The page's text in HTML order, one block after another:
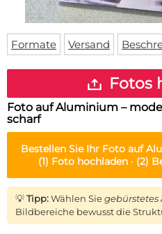
Fußmatte
Bodenmatte
Custom skateboard deck
Über uns
Lieferzeiten
Login
WhatsApp
Formate Versand
Fotos
Foto auf Aluminium –
scharf
Bestellen Sie Ihr Foto auf
(1) Foto hochladen · (2)
💡Tipp:Wählen Sie
Bildbereiche bewusst die